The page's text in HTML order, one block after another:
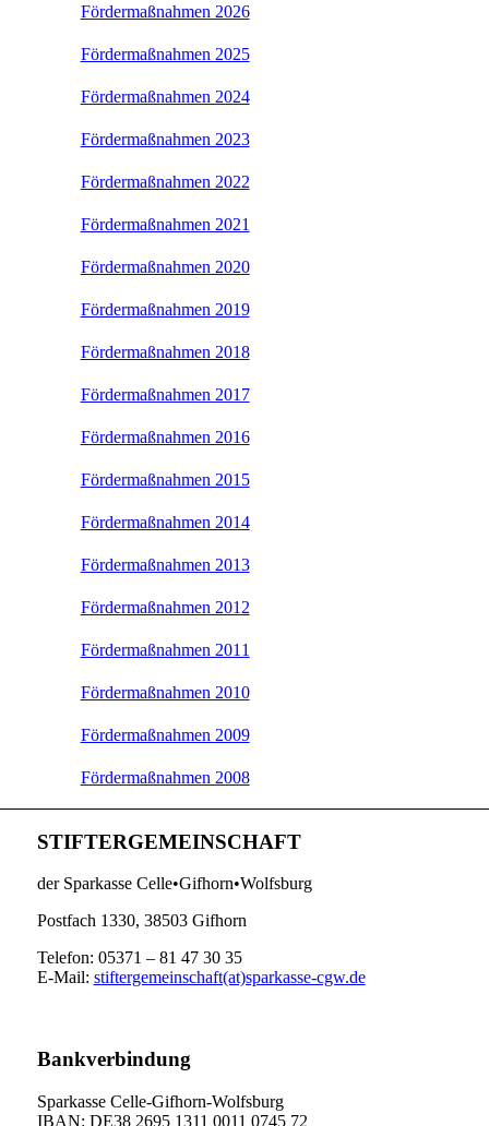
Fördermaßnahmen 2026
Fördermaßnahmen 2025
Fördermaßnahmen 2024
Fördermaßnahmen 2023
Fördermaßnahmen 2022
Fördermaßnahmen 2021
Fördermaßnahmen 2020
Fördermaßnahmen 2019
Fördermaßnahmen 2018
Fördermaßnahmen 2017
Fördermaßnahmen 2016
Fördermaßnahmen 2015
Fördermaßnahmen 2014
Fördermaßnahmen 2013
Fördermaßnahmen 2012
Fördermaßnahmen 2011
Fördermaßnahmen 2010
Fördermaßnahmen 2009
Fördermaßnahmen 2008
STIFTERGEMEINSCHAFT
der Sparkasse Celle•Gifhorn•Wolfsburg
Postfach 1330, 38503 Gifhorn
Telefon: 05371 – 81 47 30 35
E-Mail: stiftergemeinschaft(at)sparkasse-cgw.de
Bankverbindung
Sparkasse Celle-Gifhorn-Wolfsburg
IBAN: DE38 2695 1311 0011 0745 72